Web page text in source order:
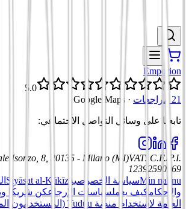
Emporion
5.0
21 مراجعات
·
Google Maps
تابعنا على وسائل التواصل الاجتماعي:
Isonzo, 8, 20135 - Milano (MI)VAT: C.F./P.I.
12392590969
Min nahnuسياسة الخصوصية Siyāsat al-Kūkīz
والأحكامكيف يعملسياسات الإرجاعكن شريكًا
العامة لاستخدام منصة Tuduu (المستخدمون المهنيون)